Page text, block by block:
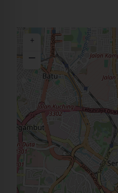
+
−